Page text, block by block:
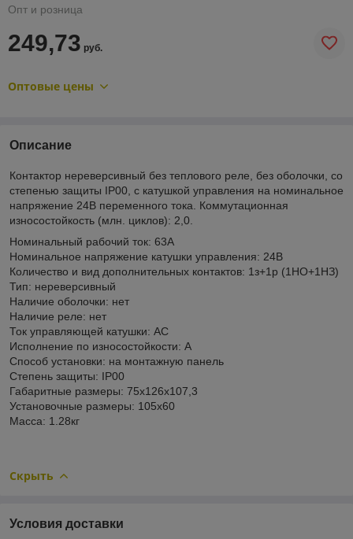
Опт и розница
249,73 руб.
Оптовые цены
Описание
Контактор нереверсивный без теплового реле, без оболочки, со
степенью защиты IP00, с катушкой управления на номинальное
напряжение 24В переменного тока. Коммутационная
износостойкость (млн. циклов): 2,0.
Номинальный рабочий ток: 63А
Номинальное напряжение катушки управления: 24В
Количество и вид дополнительных контактов: 1з+1р (1НО+1НЗ)
Тип: нереверсивный
Наличие оболочки: нет
Наличие реле: нет
Ток управляющей катушки: АС
Исполнение по износостойкости: А
Способ установки: на монтажную панель
Степень защиты: IP00
Габаритные размеры: 75х126х107,3
Установочные размеры: 105х60
Масса: 1.28кг
Скрыть
Условия доставки